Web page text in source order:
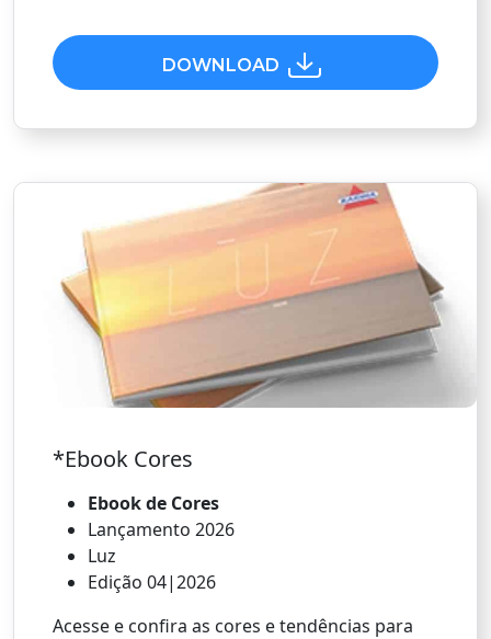
DOWNLOAD
*Ebook Cores
Ebook de Cores
Lançamento 2026
Luz
Edição 04|2026
Acesse e confira as cores e tendências para